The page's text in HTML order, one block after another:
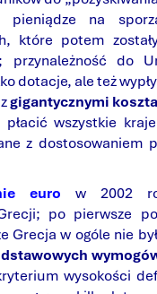
pieniądze na
które potem
przynależność do
dotacje, ale też
gigantycznymi
wszystkie
z dostosowaniem
euro w 2002
Grecji; po pierwsze
Grecja w ogóle nie
wysokości